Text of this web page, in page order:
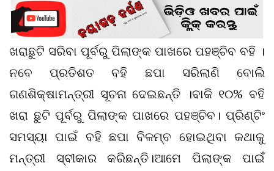
ଖରାଛୁଟି ସରିବା ପୂର୍ବରୁ ପିଲାଙ୍କ ପାଖରେ ପହଞ୍ଚିବ ବହି ।
ନବେ ପ୍ରତିଶତ ବହି ଛପା ସରିଲାଣି ବୋଲି
ଗଣଶିକ୍ଷାମନ୍ତ୍ରୀ ସୂଚନା ଦେଇଛନ୍ତି ।ବାକି ୧୦% ବହି
ଖରା ଛୁଟି ପୂର୍ବରୁ ପିଲାଙ୍କ ପାଖରେ ପହଞ୍ଚିବ। ପ୍ରିଣ୍ଟିଂ
ସମସ୍ୟା ପାଇଁ ବହି ଛପା ବିଳମ୍ବ ହୋଇଥିବା କଥାକୁ
ମନ୍ତ୍ରୀ ସ୍ବୀକାର କରିଛନ୍ତି।ଆମେ ପିଲାଙ୍କ ପାଇଁ